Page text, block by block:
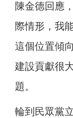
陳金德回應
際情形，我
這個位置傾
建設貢獻很
題。
輪到民眾黨